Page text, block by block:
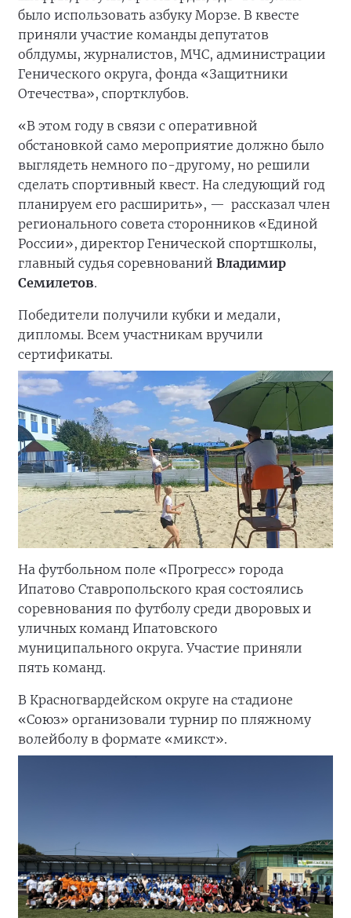
было использовать азбуку Морзе. В квесте
приняли участие команды депутатов
облдумы, журналистов, МЧС, администрации
Генического округа, фонда «Защитники
Отечества», спортклубов.
«В этом году в связи с оперативной
обстановкой само мероприятие должно было
выглядеть немного по-другому, но решили
сделать спортивный квест. На следующий год
планируем его расширить», — рассказал член
регионального совета сторонников «Единой
России», директор Генической спортшколы,
главный судья соревнований Владимир
Семилетов.
Победители получили кубки и медали,
дипломы. Всем участникам вручили
сертификаты.
На футбольном поле «Прогресс» города
Ипатово Ставропольского края состоялись
соревнования по футболу среди дворовых и
уличных команд Ипатовского
муниципального округа. Участие приняли
пять команд.
В Красногвардейском округе на стадионе
«Союз» организовали турнир по пляжному
волейболу в формате «микст».